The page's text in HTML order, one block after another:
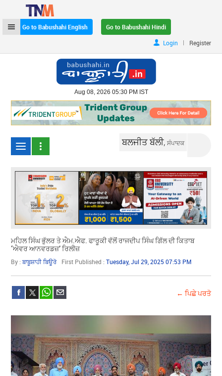
Go to Babushahi English
Go to Babushahi Hindi
Login
| Register
Aug 08, 2026 05:30 PM IST
ਬਲਜੀਤ ਬੱਲੀ,ਸੰਪਾਦਕ
ਮਹਿਲ ਸਿੰਘ ਭੁੱਲਰ ਤੇ ਐਮ.ਐਫ. ਫਾਰੂਕੀ ਵੱਲੋਂ ਰਾਜਦੀਪ ਸਿੰਘ ਗਿੱਲ ਦੀ ਕਿਤਾਬ
‘ਐਵਰ ਆਨਵਰਡਜ਼’ ਰਿਲੀਜ਼
By :ਬਾਬੂਸ਼ਾਹੀ ਬਿਊਰੋ First Published :Tuesday, Jul 29, 2025 07:53 PM
← ਪਿਛੇ ਪਰਤੋ